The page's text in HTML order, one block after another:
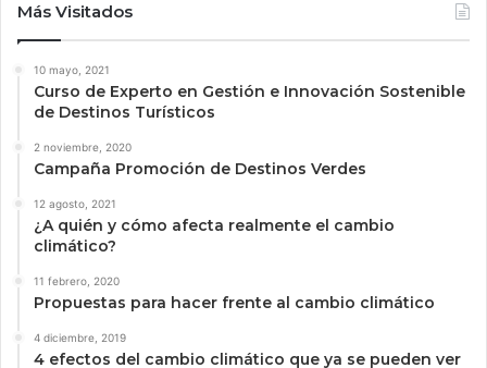
Más Visitados
10 mayo, 2021
Curso de Experto en Gestión e Innovación Sostenible
de Destinos Turísticos
2 noviembre, 2020
Campaña Promoción de Destinos Verdes
12 agosto, 2021
¿A quién y cómo afecta realmente el cambio
climático?
11 febrero, 2020
Propuestas para hacer frente al cambio climático
4 diciembre, 2019
4 efectos del cambio climático que ya se pueden ver